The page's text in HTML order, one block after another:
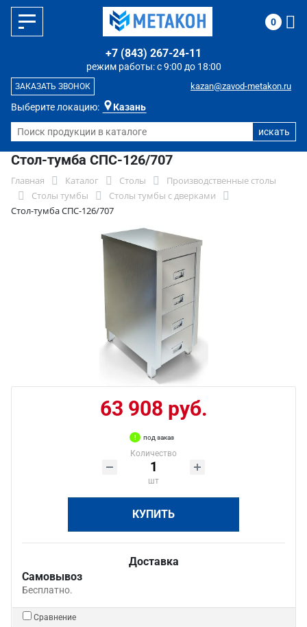
Выберите локацию: Казань
режим работы: с 9:00 до 18:00
+7 (843) 267-24-11
kazan@zavod-metakon.ru
ЗАКАЗАТЬ ЗВОНОК
0
Стол-тумба СПС-126/707
Главная Каталог Столы
Производственные столы
Столы тумбы
Столы тумбы с дверками
Стол-тумба СПС-126/707
63 908 руб.
под заказ
Количество
шт
КУПИТЬ
Доставка
Самовывоз
Бесплатно.
Сравнение